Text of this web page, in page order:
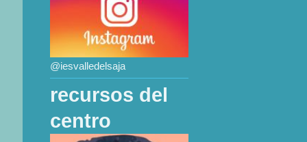
@iesvalledelsaja
recursos del
centro